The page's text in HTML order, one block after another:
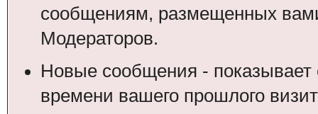
сообщениям, размещенных
Модераторов.
Новые сообщения -
времени вашего прошлого